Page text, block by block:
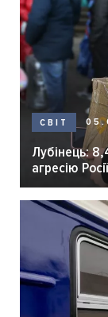
СВІТ
Лубінець:
агресію Росії